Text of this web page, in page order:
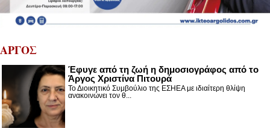
ΑΡΓΟΣ
Έφυγε από τη ζωή η δημοσιογράφος από το
Άργος Χριστίνα Πιτουρά
Το Διοικητικό Συμβούλιο της ΕΣΗΕΑ με ιδιαίτερη θλίψη
ανακοινώνει τον θ...